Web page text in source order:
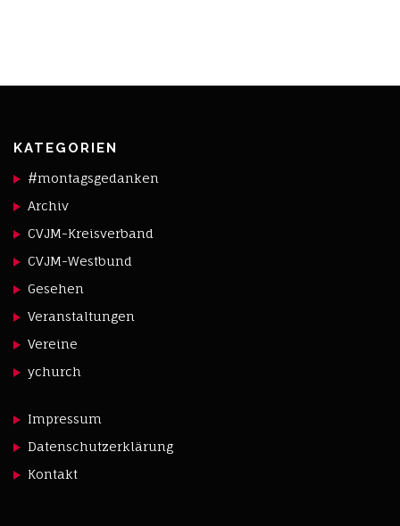
KATEGORIEN
#montagsgedanken
Archiv
CVJM-Kreisverband
CVJM-Westbund
Gesehen
Veranstaltungen
Vereine
ychurch
Impressum
Datenschutzerklärung
Kontakt